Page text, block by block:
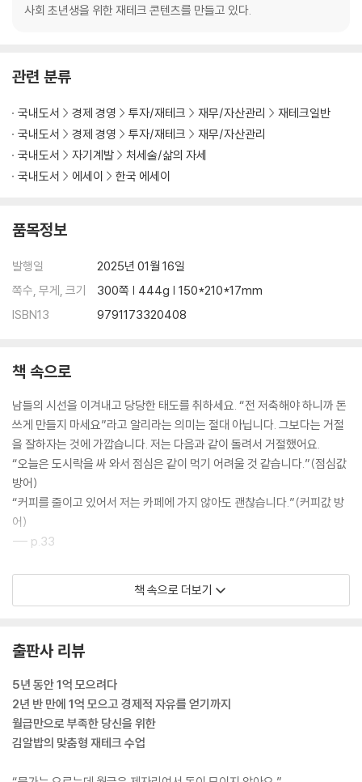
돈 걱정 없는 행복을 맛보다
1억 원 달성, 그리고 새로운 목표
통장이 여유로워도 여전히 하지 않는 것
행복과 슬픔이 공존하는 저축 생활
모으기에서 불리기로
가장 현실적인 온라인 부업 이야기
입사하는 순간 퇴사 준비해야 하는 이유
“돈 많이 버니까 많이 모은 거잖아요.”
사회 초년생을 위한 재테크 콘텐츠를 만들고 있다.
관련 분류
국내도서 경제 경영 투자/재테크 재무/자산관리
재테크일반
국내도서
경제 경영 투자/재테크
재무/자산관리
국내도서
자기계발
처세술/삶의 자세
국내도서
에세이 한국 에세이
품목정보
발행일
2025년 01월 16일
쪽수, 무게, 크기
300쪽 | 444g | 150*210*17mm
ISBN13
9791173320408
책 속으로
남들의 시선을 이겨내고 당당한 태도를 취하세요. “전 저축해야 하니까 돈
쓰게 만들지 마세요”라고 알리라는 의미는 절대 아닙니다. 그보다는 거절
을 잘하자는 것에 가깝습니다. 저는 다음과 같이 돌려서 거절했어요.
“오늘은 도시락을 싸 와서 점심은 같이 먹기 어려울 것 같습니다.”(점심값
방어)
“커피를 줄이고 있어서 저는 카페에 가지 않아도 괜찮습니다.”(커피값 방
어)
--- p.33
제가 아직 종잣돈이 없는 사람들에게 저축을 강조하는 이유는 분명합니다.
통장에 여윳돈이 없으면 아파도 일해야 합니다. 제가 실제로 겪어보았어
테크를 할 수도 있지만, 그 돈으로 자신을 지킬 수도 있습니다.
--- p.39
크게 번아웃이 왔습니다. 이렇게까지 내 입에 들어가는 것, 내 몸에 쓰는 것
하나하나를 오로지 가격만으로 판단하는 삶에 지쳐버렸거든요.
가 목이 마를 때 주저 없이 음료수 사 먹기, 예산 내에서 소비했다면 나에게
책 속으로 더보기
출판사 리뷰
5년 동안 1억 모으려다
2년 반 만에 1억 모으고 경제적 자유를 얻기까지
월급만으로 부족한 당신을 위한
김알밥의 맞춤형 재테크 수업